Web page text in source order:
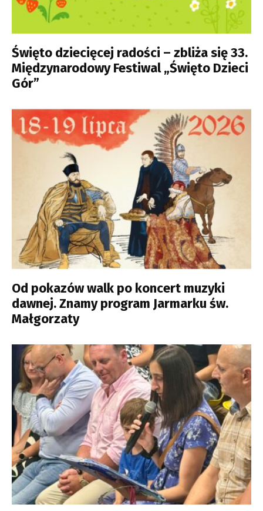
Święto dziecięcej radości – zbliża się 33.
Międzynarodowy Festiwal „Święto Dzieci
Gór”
Od pokazów walk po koncert muzyki
dawnej. Znamy program Jarmarku św.
Małgorzaty